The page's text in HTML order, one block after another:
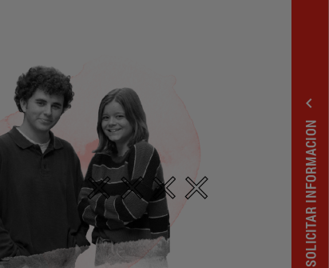
SOLICITAR INFORMACION
expand_less